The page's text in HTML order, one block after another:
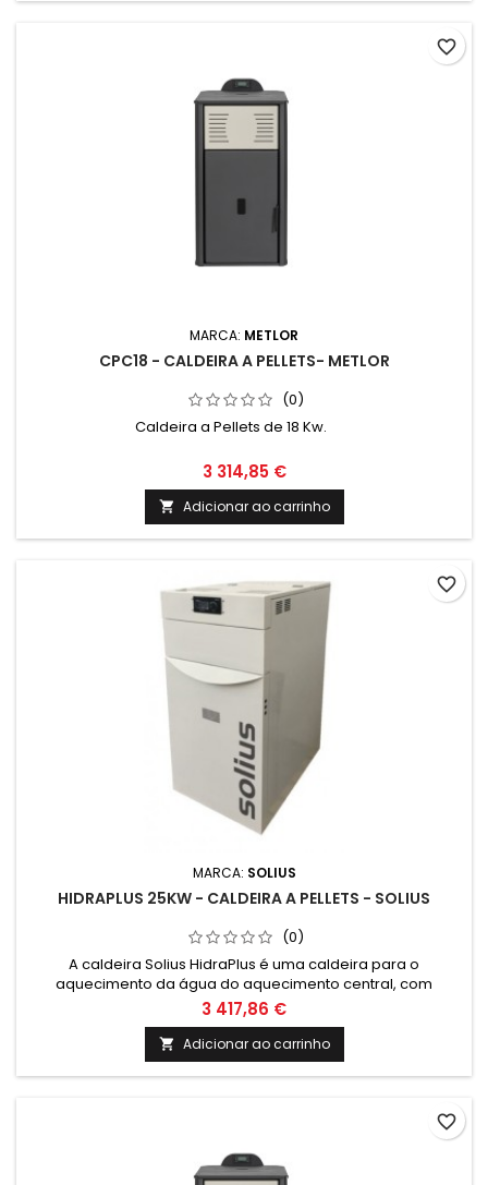
MARCA: METLOR
CPC18 - CALDEIRA A PELLETS- METLOR
(0)
Caldeira a Pellets de 18 Kw.
3 314,85 €
 Adicionar ao carrinho
favorite_border
MARCA: SOLIUS
HIDRAPLUS 25KW - CALDEIRA A PELLETS - SOLIUS
(0)
A caldeira Solius HidraPlus é uma caldeira para o
aquecimento da água do aquecimento central, com
acendimento e alimentação automática de pellets, com um
pequeno silo incorporado. O carregamento manual do silo é
efectuado pela tampa superior.
3 417,86 €
 Adicionar ao carrinho
favorite_border
favorite_border